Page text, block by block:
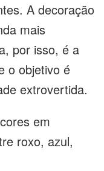
A decoração
mais
por isso, é a
o objetivo é
extrovertida.
em
roxo, azul,